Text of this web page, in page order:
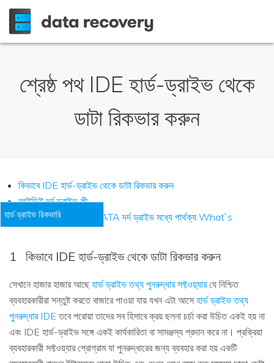
শ্রেষ্ঠ পথ IDE হার্ড-ড্রাইভ থেকে
ডাটা রিকভার করুন
কিভাবে IDE হার্ড-ড্রাইভ থেকে ডাটা রিকভার করুন
আইডিই দর্দ ড্রাইভ কী
আইডিই দর্দ ড্রাইভ এবং SATA দর্দ ড্রাইভ মধ্যে পার্থক্য What`s
1 কিভাবে IDE হার্ড-ড্রাইভ থেকে ডাটা রিকভার করুন
সেখানে হাজার হাজার আছে হার্ড ড্রাইভ তথ্য পুনরুদ্ধার সফ্টওয়্যারযে নিশ্চিত
ব্যবহারকারীরা সন্তুষ্ট করতে বাজারে পাওয়া যায় যখন এটা আসে হার্ড ড্রাইভ তথ্য
পুনরুদ্ধার IDE তবে পরোয়া তাদের সব হিসাবে ক্রয় ছলনা চর্চা করা উচিত একই হয় না
এবং IDE হার্ড-ড্রাইভ সঙ্গে একই কার্যকারিতা বা সামঞ্জস্য প্রদান করে না। প্রক্রিয়া
ব্যবহারকারী সফ্টওয়্যার প্রোগ্রাম যা পুনরুদ্ধারের জন্য ব্যবহার করা হয় একটি
হার্ড ড্রাইভ রিকভারি